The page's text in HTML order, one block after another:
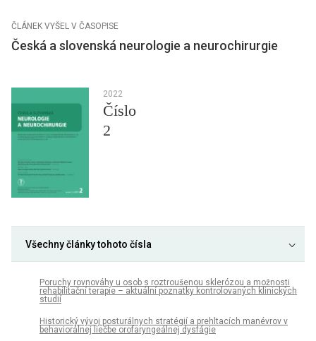
ČLÁNEK VYŠEL V ČASOPISE
Česká a slovenská neurologie a neurochirurgie
2022
Číslo
2
Všechny články tohoto čísla
Poruchy rovnováhy u osob s roztroušenou sklerózou a možnosti
rehabilitační terapie – aktuální poznatky kontrolovaných klinických
studií
Historický vývoj posturálnych stratégií a prehltacích manévrov v
behaviorálnej liečbe orofaryngeálnej dysfágie